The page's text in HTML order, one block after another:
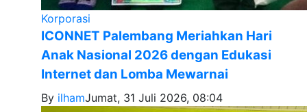
Korporasi
ICONNET Palembang Meriahkan Hari
Anak Nasional 2026 dengan Edukasi
Internet dan Lomba Mewarnai
By ilhamJumat, 31 Juli 2026, 08:04